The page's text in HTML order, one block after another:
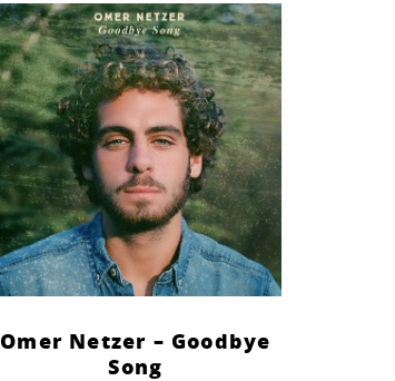
Omer Netzer – Goodbye
Song